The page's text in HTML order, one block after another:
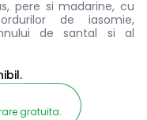
pere si madarine, cu
de iasomie,
de santal si al
gratuita.